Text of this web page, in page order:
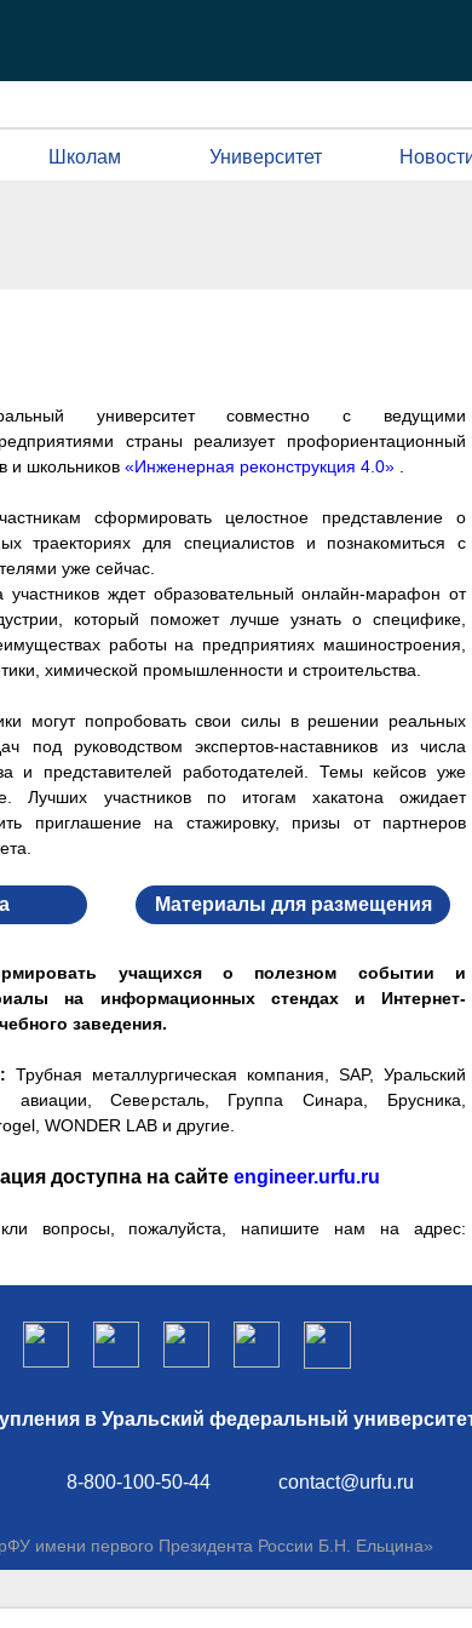
Школам Университет
университет совместно с ведущими
страны реализует профориентационный
и школьников «Инженерная реконструкция 4.0»
сформировать целостное представление о
траекториях для специалистов и познакомиться с
уже сейчас.
ждет образовательный онлайн-марафон от
который поможет лучше узнать о специфике,
работы на предприятиях машиностроения,
химической промышленности и строительства.
могут попробовать свои силы в решении реальных
под руководством экспертов-наставников из числа
и представителей работодателей. Темы кейсов уже
Лучших участников по итогам хакатона ожидает
приглашение на стажировку, призы от партнеров
Материалы для размещения
учащихся о полезном событии и
на информационных стендах и Интернет-
заведения.
Трубная металлургическая компания, SAP, Уральский
авиации, Северсталь, Группа Синара, Брусника,
WONDER LAB и другие.
доступна на сайте engineer.urfu.ru
вопросы, пожалуйста, напишите нам на адрес:
в Уральский федеральный
8-800-100-50-44 contact@urfu.ru
имени первого Президента России Б.Н. Ельцина»